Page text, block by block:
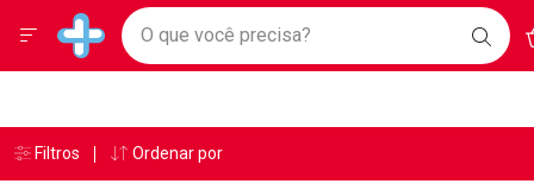
Drogarias Pacheco
Baixe nosso APP e aproveite Ofertas Exclusivas!
O
Ir direto para a home
pela página
Ir direto para o conteúdo
Ir direto para a busca
Ir direto para a ajuda
Ir direto para a notificações
Faça a sua busca
O que você precisa?
Menu
Breadcrumb
Drogarias Pacheco Ever Care
Âncoras
Filtros Ordenar por